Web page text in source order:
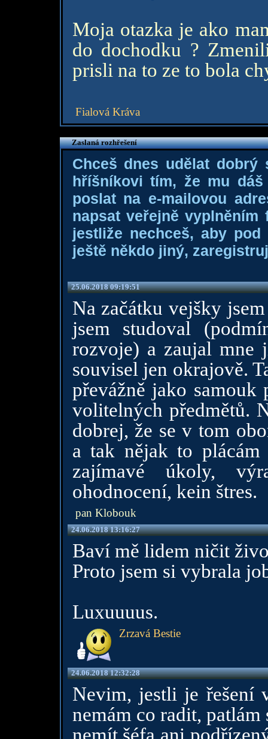
Moja otazka je ako
do dochodku ?
prisli na to ze to bola
Fialová Kráva
Zaslaná rozhřešení
Chceš dnes udělat dobrý
hříšníkovi tím, že mu
poslat na e-mailovou
napsat veřejně
jestliže nechceš, aby
ještě někdo jiný,
25.06.2018 09:19:51
Na začátku vejšky
jsem studoval
rozvoje) a zaujal
souvisel jen okrajově.
převážně jako
volitelných předmětů.
dobrej, že se v tom
a tak nějak to
zajímavé úkoly,
ohodnocení, kein štres.
pan Klobouk
24.06.2018 13:16:27
Baví mě lidem ničit
Proto jsem si vybrala
Luxuuuus.
Zrzavá Bestie
24.06.2018 12:32:28
Nevim, jestli je řešení
nemám co radit,